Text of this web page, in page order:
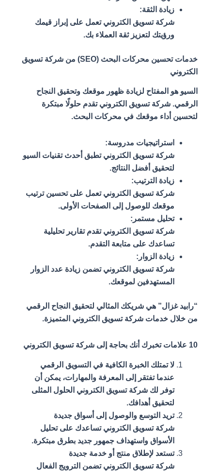
زيادة الثقة:
شركة تسويق الكتروني تعمل على إبراز قيمك
ورؤيتك لتعزيز ثقة العملاء بك.
خدمات تحسين محركات البحث (SEO) من شركة تسويق
الكتروني
السيو هو المفتاح لزيادة ظهور موقعك وتحقيق النجاح
الرقمي. شركة تسويق الكتروني تقدم حلولًا مبتكرة
لتحسين أداء موقعك في محركات البحث.
استراتيجيات مدروسة:
شركة تسويق الكتروني تطبق أحدث تقنيات السيو
لتحقيق أفضل النتائج.
زيادة الترتيب:
شركة تسويق الكتروني تعمل على تحسين ترتيب
موقعك للوصول إلى الصفحات الأولى.
تحليل مستمر:
شركة تسويق الكتروني تقدم تقارير تحليلية
تساعدك على متابعة التقدم.
زيادة الزوار:
شركة تسويق الكتروني تضمن زيادة عدد الزوار
المستهدفين لموقعك.
“رابيد غزال” هي شريكك المثالي لتحقيق النجاح الرقمي
من خلال خدمات شركة تسويق الكتروني المتميزة.
لا تمتلك الخبرة الكافية في التسويق الرقمي
عندما تفتقر إلى المعرفة والمهارات، يمكن أن
توفر لك شركة تسويق الكتروني الحلول المثلى
لتحقيق أهدافك.
تريد التوسع والوصول إلى أسواق جديدة
شركة تسويق الكتروني تساعدك على تحليل
الأسواق واستهداف جمهور جديد بطرق مبتكرة.
تستعد لإطلاق منتج أو خدمة جديدة
شركة تسويق الكتروني تضمن الترويج الفعال